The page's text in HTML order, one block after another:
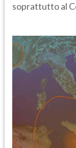
soprattutto al